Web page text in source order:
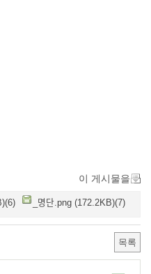
이 게시물을
_명단.png (172.2KB)(7)
목록